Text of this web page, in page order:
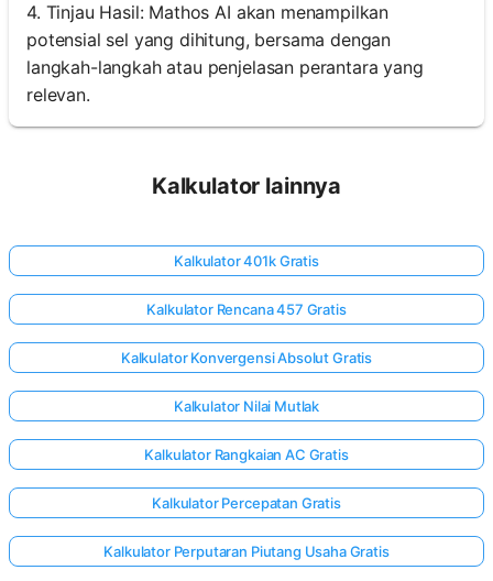
4. Tinjau Hasil: Mathos AI akan menampilkan
potensial sel yang dihitung, bersama dengan
langkah-langkah atau penjelasan perantara yang
relevan.
Kalkulator lainnya
Kalkulator 401k Gratis
Kalkulator Rencana 457 Gratis
Kalkulator Konvergensi Absolut Gratis
Kalkulator Nilai Mutlak
Kalkulator Rangkaian AC Gratis
Kalkulator Percepatan Gratis
Kalkulator Perputaran Piutang Usaha Gratis